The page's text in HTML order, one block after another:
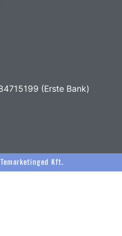
(Erste Bank)
Temarketinged Kft.